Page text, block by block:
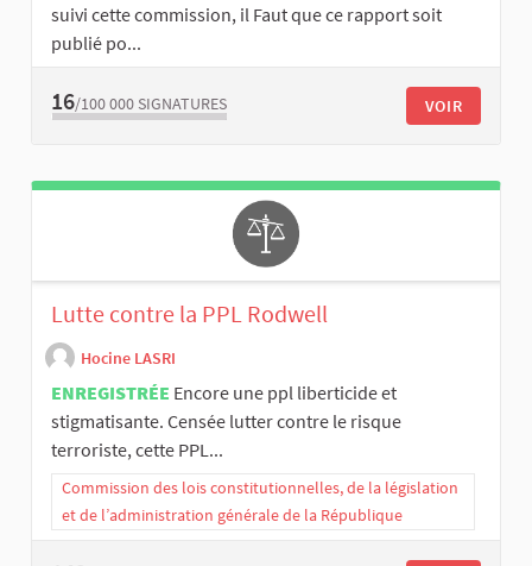
suivi cette commission, il Faut que ce rapport soit
publié po...
16/100 000 SIGNATURES VOIR
Lutte contre la PPL Rodwell
Hocine LASRI
ENREGISTRÉE Encore une ppl liberticide et
stigmatisante. Censée lutter contre le risque
terroriste, cette PPL...
Commission des lois constitutionnelles, de la législation
et de l’administration générale de la République